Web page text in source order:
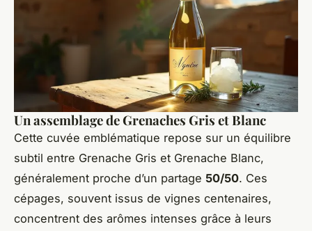
Un assemblage de Grenaches Gris et Blanc
Cette cuvée emblématique repose sur un équilibre
subtil entre Grenache Gris et Grenache Blanc,
généralement proche d’un partage 50/50. Ces
cépages, souvent issus de vignes centenaires,
concentrent des arômes intenses grâce à leurs